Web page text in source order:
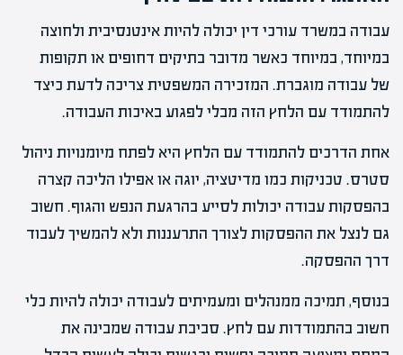
עבודה במשרד עורכי דין יכולה להיות אינטנסיבית ולחוצה
במיוחד, במיוחד כאשר מדובר בתיקים דחופים או תקופות
של עבודה מוגברת. המזכירה המשפטית צריכה לדעת כיצד
להתמודד עם הלחץ הזה מבלי לפגוע באיכות העבודה.
אחת הדרכים להתמודד עם הלחץ היא לפתח מיומנויות ניהול
סטרס. טכניקות כמו מדיטציה, יוגה או אפילו הליכה קצרה
בהפסקות עבודה יכולות לסייע בהרגעת הנפש והגוף. חשוב
גם לנצל את ההפסקות לצורך התרעננות ולא להמשיך לעבוד
דרך ההפסקה.
בנוסף, תמיכה ממנהלים ומעמיתים לעבודה יכולה להיות כלי
חשוב בהתמודדות עם לחץ. סביבת עבודה שמבינה את